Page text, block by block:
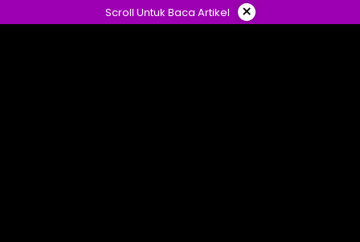
ke
Scroll Untuk Baca Artikel ×